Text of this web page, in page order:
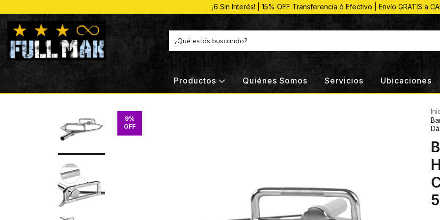
¡6 Sin Interés! | 15% OFF Transferencia ó Efectivo | Envío GRATIS a
Productos Quiénes Somos Servicios Ubicaciones
9%
OFF